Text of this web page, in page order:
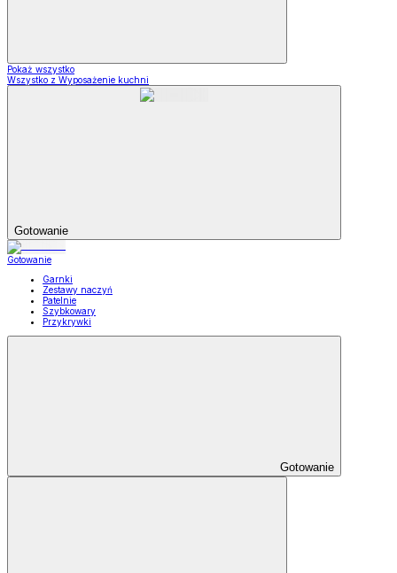
Pokaż wszystko
Wszystko z Wyposażenie kuchni
Gotowanie
Gotowanie
Garnki
Zestawy naczyń
Patelnie
Szybkowary
Przykrywki
Gotowanie